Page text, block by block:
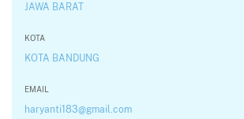
JAWA BARAT
KOTA
KOTA BANDUNG
EMAIL
haryanti183@gmail.com